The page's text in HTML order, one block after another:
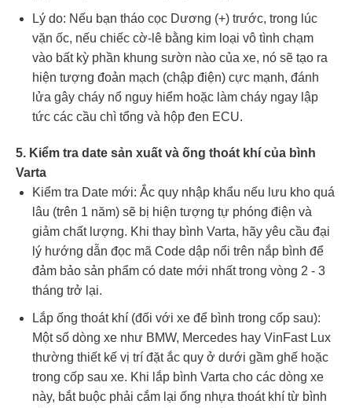
Lý do: Nếu bạn tháo cọc Dương (+) trước, trong lúc
vặn ốc, nếu chiếc cờ-lê bằng kim loại vô tình chạm
vào bất kỳ phần khung sườn nào của xe, nó sẽ tạo ra
hiện tượng đoản mạch (chập điện) cực mạnh, đánh
lửa gây cháy nổ nguy hiểm hoặc làm cháy ngay lập
tức các cầu chì tổng và hộp đen ECU.
5. Kiểm tra date sản xuất và ống thoát khí của bình
Varta
Kiểm tra Date mới: Ắc quy nhập khẩu nếu lưu kho quá
lâu (trên 1 năm) sẽ bị hiện tượng tự phóng điện và
giảm chất lượng. Khi thay bình Varta, hãy yêu cầu đại
lý hướng dẫn đọc mã Code dập nổi trên nắp bình để
đảm bảo sản phẩm có date mới nhất trong vòng 2 - 3
tháng trở lại.
Lắp ống thoát khí (đối với xe để bình trong cốp sau):
Một số dòng xe như BMW, Mercedes hay VinFast Lux
thường thiết kế vị trí đặt ắc quy ở dưới gầm ghế hoặc
trong cốp sau xe. Khi lắp bình Varta cho các dòng xe
này, bắt buộc phải cắm lại ống nhựa thoát khí từ bình